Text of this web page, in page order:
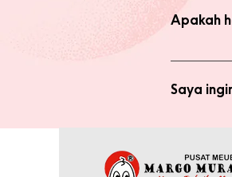
Apakah
Anda tidak
Saya
yang
Saya